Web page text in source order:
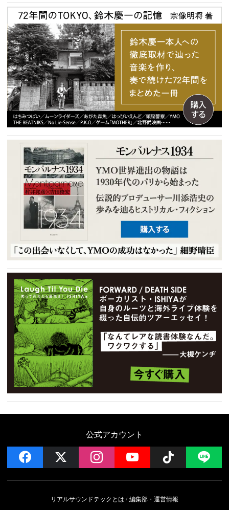
公式アカウント
facebook instagramYouTube Follow
リアルサウンドテックとは
編集部・運営情報